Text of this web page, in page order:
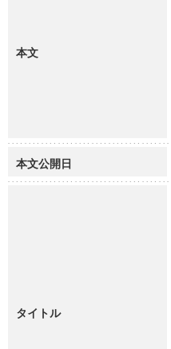
本文
本文公開日
タイトル